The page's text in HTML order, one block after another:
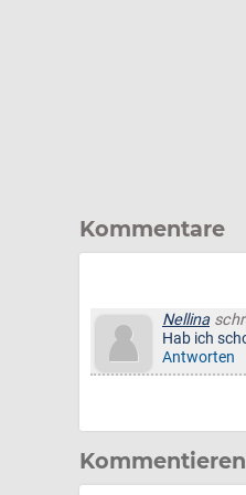
Kommentare
Nellina
Hab ich
Antworten
Kommentieren